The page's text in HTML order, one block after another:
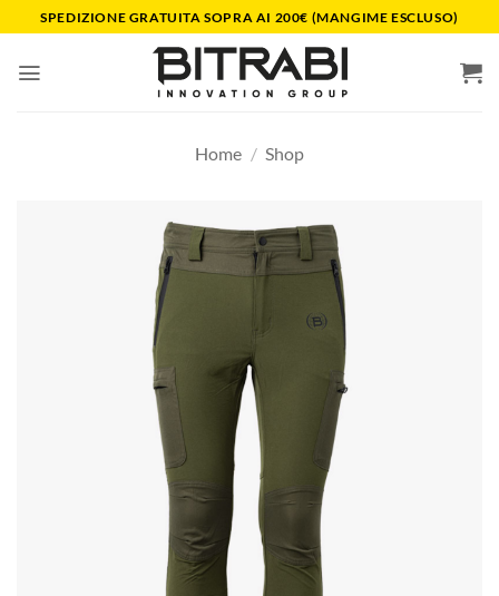
ai
contenuti
SPEDIZIONE GRATUITA SOPRA AI 200€ (MANGIME ESCLUSO)
Home / Shop